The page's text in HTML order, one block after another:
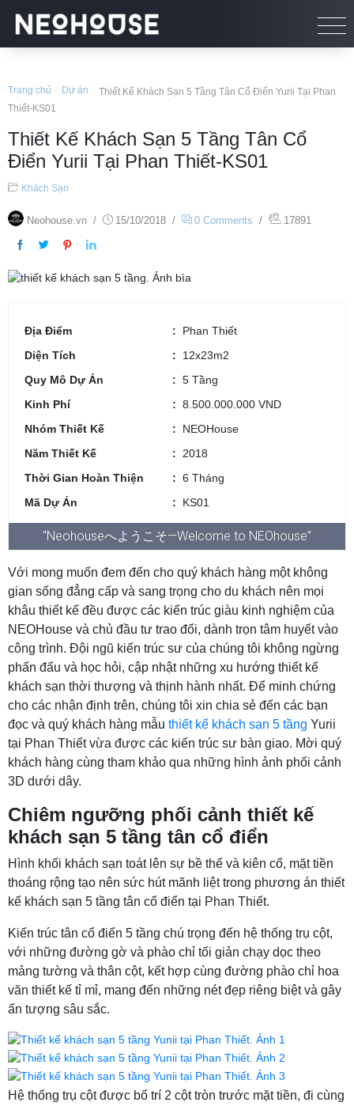
Trang chủ Dự án
Thiết Kế Khách Sạn 5 Tầng Tân Cổ Điển Yurii Tại Phan
Thiết-KS01
Thiết Kế Khách Sạn 5 Tầng Tân Cổ
Điển Yurii Tại Phan Thiết-KS01
Khách Sạn
Neohouse.vn / 15/10/2018 / 0 Comments / 17891
Địa Điểm
Phan Thiết
Diện Tích
12x23m2
Quy Mô Dự Án
5 Tầng
Kinh Phí
8.500.000.000 VND
Nhóm Thiết Kế
NEOHouse
Năm Thiết Kế
2018
Thời Gian Hoàn Thiện
6 Tháng
Mã Dự Án
KS01
“Neohouseへようこそ—Welcome to NEOhouse”
Với mong muốn đem đến cho quý khách hàng một không
gian sống đẳng cấp và sang trọng cho du khách nên mọi
khâu thiết kế đều được các kiến trúc giàu kinh nghiệm của
NEOHouse và chủ đầu tư trao đổi, dành trọn tâm huyết vào
công trình. Đội ngũ kiến trúc sư của chúng tôi không ngừng
phấn đấu và học hỏi, cập nhật những xu hướng thiết kế
khách sạn thời thượng và thịnh hành nhất. Để minh chứng
cho các nhận định trên, chúng tôi xin chia sẻ đến các bạn
đọc và quý khách hàng mẫu thiết kế khách sạn 5 tầng Yurii
tại Phan Thiết vừa được các kiến trúc sư bàn giao. Mời quý
khách hàng cùng tham khảo qua những hình ảnh phối cảnh
3D dưới dây.
Chiêm ngưỡng phối cảnh thiết kế
khách sạn 5 tầng tân cổ điển
Hình khối khách sạn toát lên sự bề thế và kiên cố, mặt tiền
thoáng rộng tạo nên sức hút mãnh liệt trong phương án thiết
kế khách sạn 5 tầng tân cổ điển tại Phan Thiết.
Kiến trúc tân cổ điển 5 tầng chú trọng đến hệ thống trụ cột,
với những đường gờ và phào chỉ tối giản chạy dọc theo
mảng tường và thân cột, kết hợp cùng đường phào chỉ hoa
văn thiết kế tỉ mỉ, mang đến những nét đẹp riêng biệt và gây
ấn tượng sâu sắc.
Hệ thống trụ cột được bố trí 2 cột tròn trước mặt tiền, đi cùng